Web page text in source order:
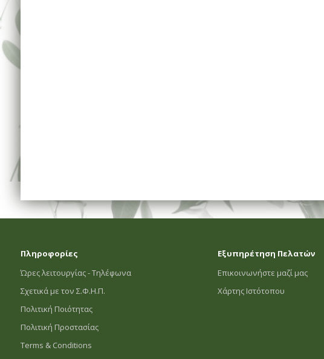
Πληροφορίες
Ώρες λειτουργίας - Τηλέφωνα
Σχετικά με τον Σ.Φ.Η.Π.
Πολιτική Ποιότητας
Πολιτική Προστασίας
Terms & Conditions
Εξυπηρέτηση Πελατών
Επικοινωνήστε μαζί μας
Χάρτης Ιστότοπου